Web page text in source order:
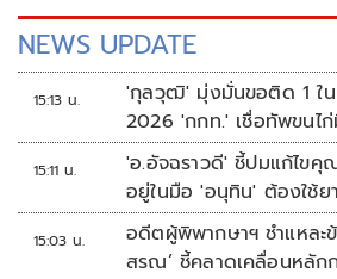
NEWS UPDATE
15:13 น.
'กุลวุฒิ' มุ่งมั่นขอติด 1 ใน
2026 'กกท.' เชื่อทัพขนไ
15:11 น.
'อ.อัจฉราวดี' ชี้ปมแก้ไขคุณ
อยู่ในมือ 'อนุทิน' ต้องใช้ย
เรื่องปืนแค่ปลายเหตุ
15:03 น.
อดีตผู้พิพากษาฯ ชำแหละ
สรณ’ ชี้คลาดเคลื่อนหลัก